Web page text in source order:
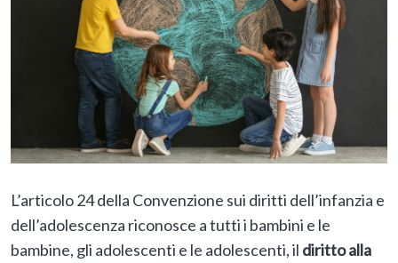
L’articolo 24 della Convenzione sui diritti dell’infanzia e
dell’adolescenza riconosce a tutti i bambini e le
bambine, gli adolescenti e le adolescenti, il diritto alla